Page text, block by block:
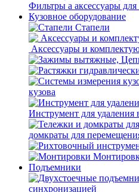
Фильтры а аксессуары
Кузовное оборудование
Стапели
Аксессуары и
кузова
Инструмент для удаления
домкраты для
Подъемники